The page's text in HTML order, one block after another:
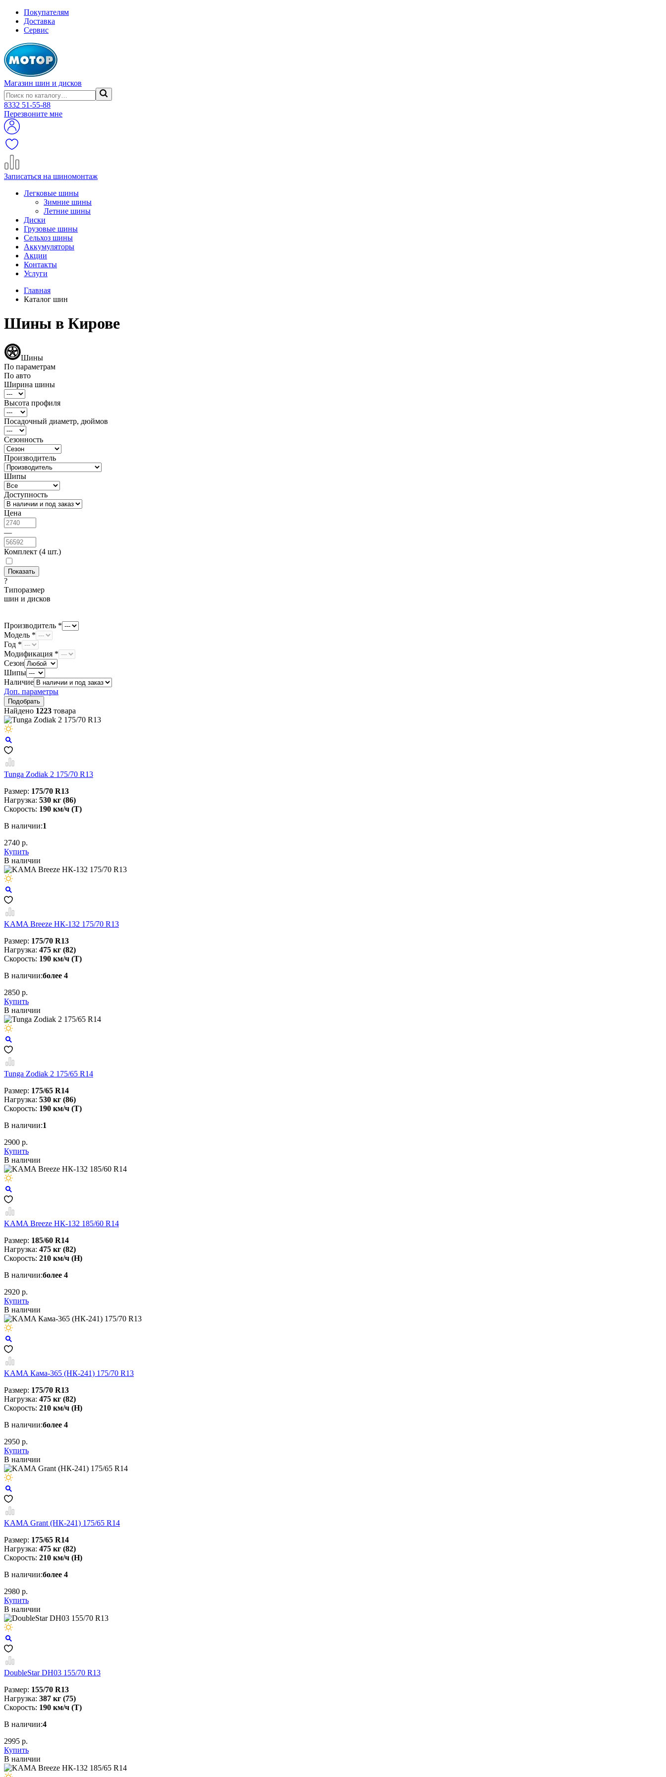
Покупателям
Доставка
Сервис
Магазин шин и дисков
8332 51-55-88
Перезвоните мне
Записаться на шиномонтаж
Легковые шины
Зимние шины
Летние шины
Диски
Грузовые шины
Сельхоз шины
Аккумуляторы
Акции
Контакты
Услуги
Главная
Каталог шин
Шины в Кирове
Шины
По параметрам
По авто
Ширина шины
Высота профиля
Посадочный диаметр, дюймов
Сезонность
Производитель
Шипы
Доступность
Цена
—
Комплект (4 шт.)
?
Типоразмер
шин и дисков
Производитель *
Модель *
Год *
Модификация *
Сезон
Шипы
Наличие
Доп. параметры
Найдено 1223 товара
Tunga Zodiak 2 175/70 R13
Размер: 175/70 R13
Нагрузка: 530 кг (86)
Скорость: 190 км/ч (T)
В наличии:1
2740 р.
Купить
В наличии
KAMA Breeze НК-132 175/70 R13
Размер: 175/70 R13
Нагрузка: 475 кг (82)
Скорость: 190 км/ч (T)
В наличии:более 4
2850 р.
Купить
В наличии
Tunga Zodiak 2 175/65 R14
Размер: 175/65 R14
Нагрузка: 530 кг (86)
Скорость: 190 км/ч (T)
В наличии:1
2900 р.
Купить
В наличии
KAMA Breeze НК-132 185/60 R14
Размер: 185/60 R14
Нагрузка: 475 кг (82)
Скорость: 210 км/ч (H)
В наличии:более 4
2920 р.
Купить
В наличии
KAMA Кама-365 (НК-241) 175/70 R13
Размер: 175/70 R13
Нагрузка: 475 кг (82)
Скорость: 210 км/ч (H)
В наличии:более 4
2950 р.
Купить
В наличии
KAMA Grant (НК-241) 175/65 R14
Размер: 175/65 R14
Нагрузка: 475 кг (82)
Скорость: 210 км/ч (Н)
В наличии:более 4
2980 р.
Купить
В наличии
DoubleStar DH03 155/70 R13
Размер: 155/70 R13
Нагрузка: 387 кг (75)
Скорость: 190 км/ч (T)
В наличии:4
2995 р.
Купить
В наличии